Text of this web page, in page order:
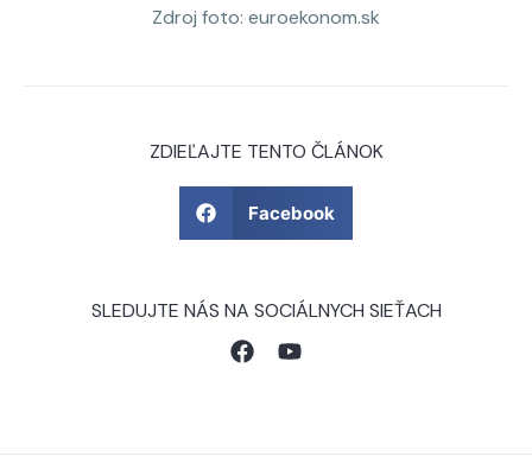
ZDIEĽAJTE TENTO ČLÁNOK
Facebook
SLEDUJTE NÁS NA SOCIÁLNYCH SIEŤACH
Zdroj foto: euroekonom.sk